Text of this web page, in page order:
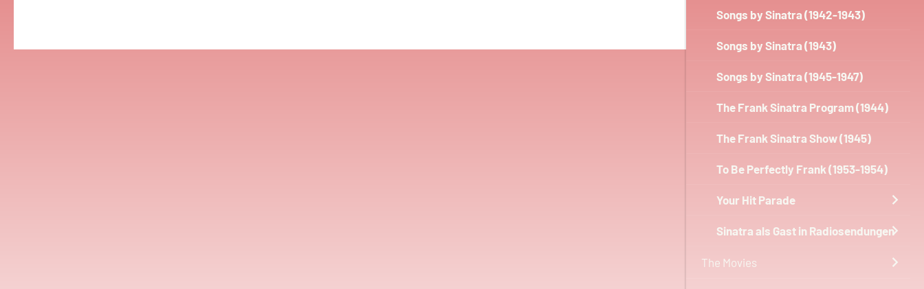
Songs by Sinatra (1942-1943)
Songs by Sinatra (1943)
Songs by Sinatra (1945-1947)
The Frank Sinatra Program (1944)
The Frank Sinatra Show (1945)
To Be Perfectly Frank (1953-1954)
Your Hit Parade
Sinatra als Gast in Radiosendungen
The Movies